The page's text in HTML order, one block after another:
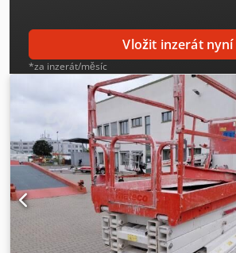
Vložit inzerát nyní
*za inzerát/měsíc